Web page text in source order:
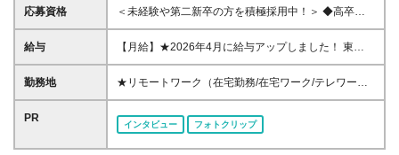
応募資格
＜未経験や第二新卒の方を積極採用中！＞ ◆高卒以
上 ◆事務経験・社会人経験がない方大歓迎 ◆初めて
の転職の方大歓迎 ◆転職回数不問 ◆20代30代活躍
ャリアカウンセラーなどサポート体制◎ 私たちは今
までのスキルや経験よりあなたの「やってみたい」を
給与
【月給】★2026年4月に給与アップしました！ 東
京 21万0000円～ 神奈川 20万2000円～ 大阪/埼玉 19
万7000円～ 千葉 19万6000円～ 愛知 19万2000円～
～ 栃木 18万2500円～ 滋賀/群馬 18万1500円～ 三
勤務地
★リモートワーク（在宅勤務/在宅ワーク/テレワー
ク）もOK 東京都内（渋谷、六本木、丸の内、新宿、
恵比寿、池袋、品川、秋葉原など）、神奈川、千葉、
埼玉、北海道、仙台、福島、新潟、栃木、群馬、つく
ば、長野、富山、静岡、名古屋、金沢、岐阜、三重、
PR
インタビュー フォトクリップ